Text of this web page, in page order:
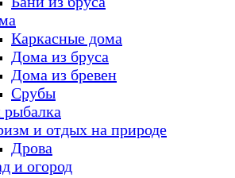
Каркасные дома
Дома из бруса
Дома из бревен
Срубы
и отдых на природе
Дрова
и огород